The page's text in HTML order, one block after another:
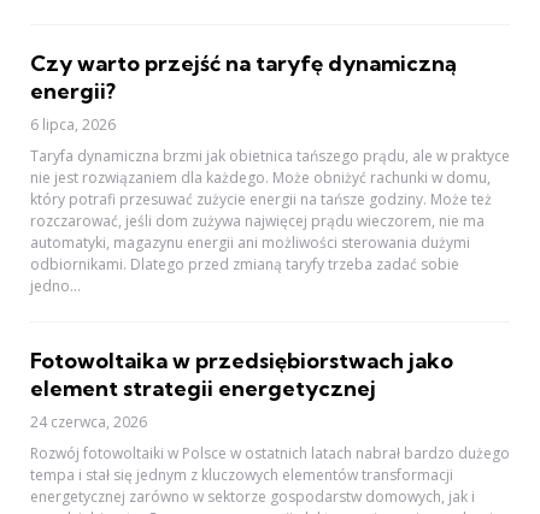
Czy warto przejść na taryfę dynamiczną
energii?
6 lipca, 2026
Taryfa dynamiczna brzmi jak obietnica tańszego prądu, ale w praktyce
nie jest rozwiązaniem dla każdego. Może obniżyć rachunki w domu,
który potrafi przesuwać zużycie energii na tańsze godziny. Może też
rozczarować, jeśli dom zużywa najwięcej prądu wieczorem, nie ma
automatyki, magazynu energii ani możliwości sterowania dużymi
odbiornikami. Dlatego przed zmianą taryfy trzeba zadać sobie
jedno...
Fotowoltaika w przedsiębiorstwach jako
element strategii energetycznej
24 czerwca, 2026
Rozwój fotowoltaiki w Polsce w ostatnich latach nabrał bardzo dużego
tempa i stał się jednym z kluczowych elementów transformacji
energetycznej zarówno w sektorze gospodarstw domowych, jak i